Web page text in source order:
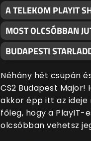
A TELEKOM PLAYIT
MOST OLCSÓBBAN
BUDAPESTI
Néhány hét csupán
CS2 Budapest Major!
akkor épp itt az ideje
főleg, hogy a PlayIT-
olcsóbban vehetsz